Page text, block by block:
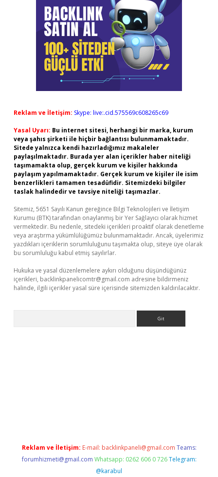
Reklam ve İletişim: Skype: live:.cid.575569c608265c69
Yasal Uyarı: Bu internet sitesi, herhangi bir marka, kurum
veya şahıs şirketi ile hiçbir bağlantısı bulunmamaktadır.
Sitede yalnızca kendi hazırladığımız makaleler
paylaşılmaktadır. Burada yer alan içerikler haber niteliği
taşımamakta olup, gerçek kurum ve kişiler hakkında
paylaşım yapılmamaktadır. Gerçek kurum ve kişiler ile isim
benzerlikleri tamamen tesadüfidir. Sitemizdeki bilgiler
taslak halindedir ve tavsiye niteliği taşımazlar.
Sitemiz, 5651 Sayılı Kanun gereğince Bilgi Teknolojileri ve İletişim
Kurumu (BTK) tarafından onaylanmış bir Yer Sağlayıcı olarak hizmet
vermektedir. Bu nedenle, sitedeki içerikleri proaktif olarak denetleme
veya araştırma yükümlülüğümüz bulunmamaktadır. Ancak, üyelerimiz
yazdıkları içeriklerin sorumluluğunu taşımakta olup, siteye üye olarak
bu sorumluluğu kabul etmiş sayılırlar.
Hukuka ve yasal düzenlemelere aykırı olduğunu düşündüğünüz
içerikleri, backlinkpanelicomtr@gmail.com adresine bildirmeniz
halinde, ilgili içerikler yasal süre içerisinde sitemizden kaldırılacaktır.
Reklam ve İletişim: E-mail: backlinkpaneli@gmail.com Teams:
forumhizmeti@gmail.com Whatsapp: 0262 606 0 726 Telegram:
@karabul